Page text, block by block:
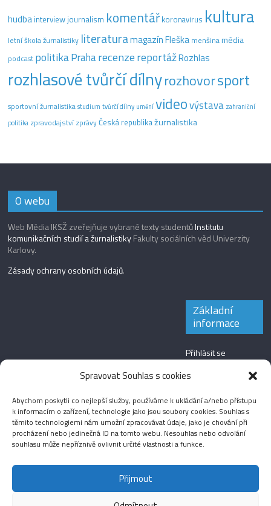
Spravovat Souhlas s cookies
Abychom poskytli co nejlepší služby, používáme k ukládání a/nebo přístupu
k informacím o zařízení, technologie jako jsou soubory cookies. Souhlas s
těmito technologiemi nám umožní zpracovávat údaje, jako je chování při
procházení nebo jedinečná ID na tomto webu. Nesouhlas nebo odvolání
souhlasu může nepříznivě ovlivnit určité vlastnosti a funkce.
Přijmout
hudba interview journalism komentář koronavirus kultura
letní škola žurnalistiky literaturamagazín Fleška menšinamédia
podcast politikaPraharecenzereportážRozhlas
rozhlasové tvůrčí dílnyrozhovorsport
sportovní žurnalistika studium tvůrčí dílny uměnívideovýstava zahraniční
politika zpravodajstvízprávyČeská republikažurnalistika
O webu
Web Média IKSŽ zveřejňuje vybrané texty studentůInstitutu
komunikačních studií a žurnalistikyFakulty sociálních věd Univerzity
Karlovy.
Zásady ochrany osobních údajů.
Základní
informace
Přihlásit se
Zdroj kanálů
Kanál komentářů
Česká lokalizace